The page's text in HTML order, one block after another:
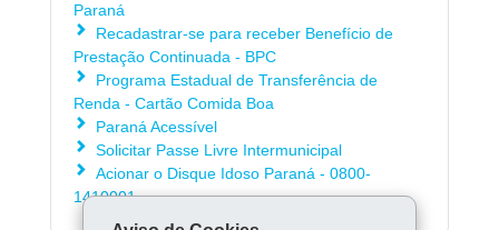
Paraná
Recadastrar-se para receber Benefício de
Prestação Continuada - BPC
Programa Estadual de Transferência de
Renda - Cartão Comida Boa
Paraná Acessível
Solicitar Passe Livre Intermunicipal
Acionar o Disque Idoso Paraná - 0800-
1410001